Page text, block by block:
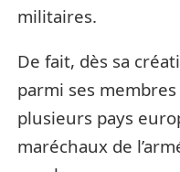
militaires.
De fait, dès sa
parmi ses
plusieurs pays
maréchaux de